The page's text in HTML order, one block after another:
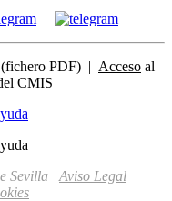
(fichero PDF) | Acceso al
CMIS
Sevilla Aviso Legal